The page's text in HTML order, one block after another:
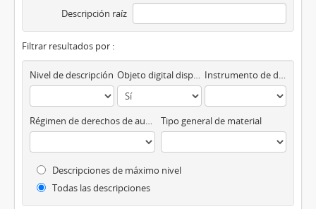
Descripción raíz
Filtrar resultados por :
Nivel de descripción Objeto digital disponibles Instrumento de descripción
Régimen de derechos de autor Tipo general de material
Descripciones de máximo nivel
Todas las descripciones